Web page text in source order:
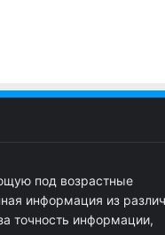
под возрастные
информация из
точность информации,